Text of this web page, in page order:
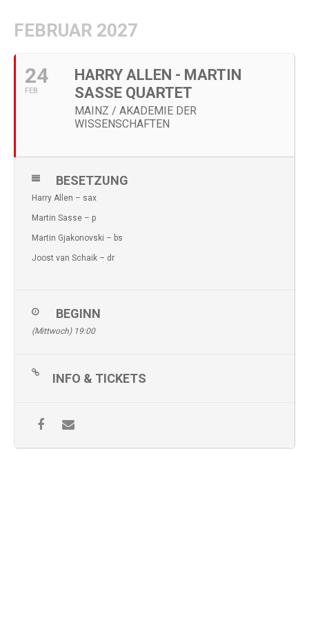
FEBRUAR 2027
24
FEB
HARRY ALLEN - MARTIN
SASSE QUARTET
MAINZ / AKADEMIE DER
WISSENSCHAFTEN
BESETZUNG
Harry Allen – sax
Martin Sasse – p
Martin Gjakonovski – bs
Joost van Schaik – dr
BEGINN
(Mittwoch) 19:00
INFO & TICKETS